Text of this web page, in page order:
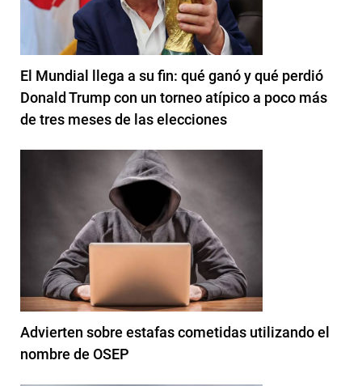
El Mundial llega a su fin: qué ganó y qué perdió
Donald Trump con un torneo atípico a poco más
de tres meses de las elecciones
Advierten sobre estafas cometidas utilizando el
nombre de OSEP